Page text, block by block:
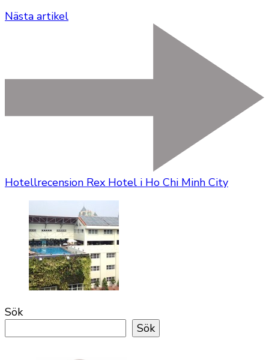
Nästa artikel
Hotellrecension Rex Hotel i Ho Chi Minh City
Sök
Sök